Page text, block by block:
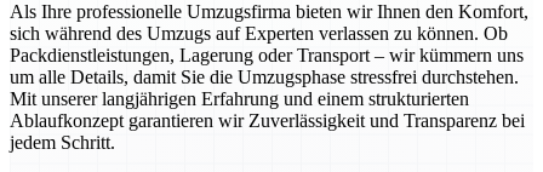
Als Ihre professionelle Umzugsfirma bieten wir Ihnen den Komfort,
sich während des Umzugs auf Experten verlassen zu können. Ob
Packdienstleistungen, Lagerung oder Transport – wir kümmern uns
um alle Details, damit Sie die Umzugsphase stressfrei durchstehen.
Mit unserer langjährigen Erfahrung und einem strukturierten
Ablaufkonzept garantieren wir Zuverlässigkeit und Transparenz bei
jedem Schritt.